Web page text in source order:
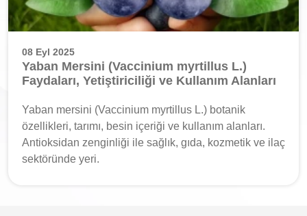
08 Eyl 2025
Yaban Mersini (Vaccinium myrtillus L.)
Faydaları, Yetiştiriciliği ve Kullanım Alanları
Yaban mersini (Vaccinium myrtillus L.) botanik
özellikleri, tarımı, besin içeriği ve kullanım alanları.
Antioksidan zenginliği ile sağlık, gıda, kozmetik ve ilaç
sektöründe yeri.